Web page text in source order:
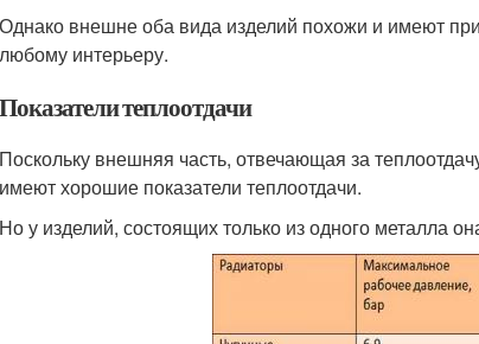
Однако внешне оба вида изделий похожи и имеют
любому интерьеру.
Показатели теплоотдачи
Поскольку внешняя часть, отвечающая за
имеют хорошие показатели теплоотдачи.
Но у изделий, состоящих только из одного металла